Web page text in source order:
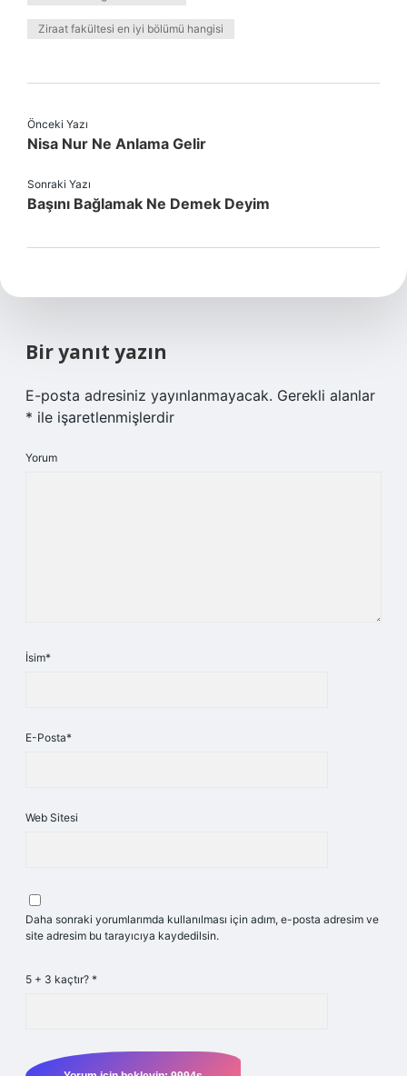
Ziraat fakültesi en iyi bölümü hangisi
Önceki Yazı
Nisa Nur Ne Anlama Gelir
Sonraki Yazı
Başını Bağlamak Ne Demek Deyim
Bir yanıt yazın
E-posta adresiniz yayınlanmayacak. Gerekli alanlar
* ile işaretlenmişlerdir
Yorum
İsim*
E-Posta*
Web Sitesi
Daha sonraki yorumlarımda kullanılması için adım, e-posta adresim ve
site adresim bu tarayıcıya kaydedilsin.
5 + 3 kaçtır? *